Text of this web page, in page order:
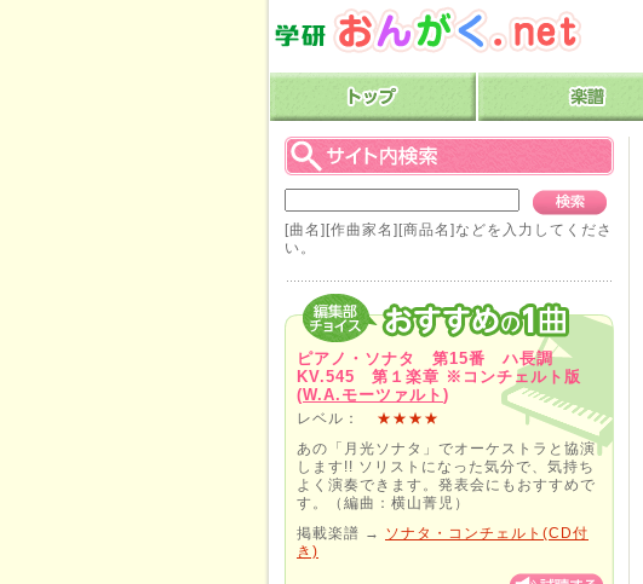
[曲名][作曲家名][商品名]などを入力してくださ
い。
ピアノ・ソナタ 第15番 ハ長調
KV.545 第１楽章 ※コンチェルト版
(W.A.モーツァルト )
レベル：
★★★★
あの「月光ソナタ」でオーケストラと協演
します!! ソリストになった気分で、気持ち
よく演奏できます。発表会にもおすすめで
す。（編曲：横山菁児）
掲載楽譜 → ソナタ・コンチェルト(CD付
き)